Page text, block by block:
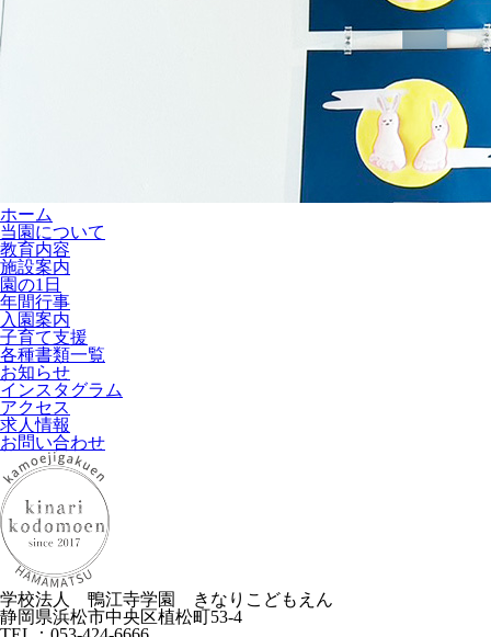
ホーム
当園について
教育内容
施設案内
園の1日
年間行事
入園案内
子育て支援
各種書類一覧
お知らせ
インスタグラム
アクセス
求人情報
お問い合わせ
学校法人 鴨江寺学園 きなりこどもえん
静岡県浜松市中央区植松町53-4